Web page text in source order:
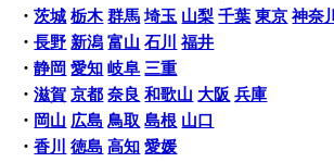
・茨城 栃木 群馬 埼玉 山梨 千葉 東京 神奈川
・長野 新潟 富山 石川
福井
・静岡 愛知 岐阜 三重
・滋賀 京都 奈良 和歌山 大阪 兵庫
・ 岡山 広島 鳥取 島根 山口
・香川 徳島 高知 愛媛